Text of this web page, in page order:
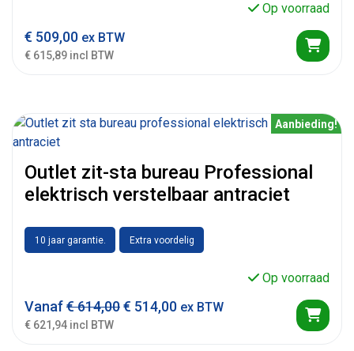
Op voorraad
€ 509,00 ex BTW
€ 615,89 incl BTW
Aanbieding!
Outlet zit-sta bureau Professional
elektrisch verstelbaar antraciet
10 jaar garantie. Extra voordelig
Op voorraad
Vanaf€614,00€ 514,00 ex BTW
€ 621,94 incl BTW